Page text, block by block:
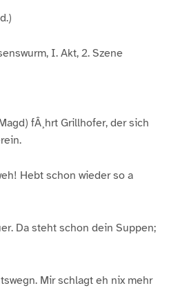
I. Akt, 2. Szene
fÂ¸hrt Grillhofer, der sich
Hebt schon wieder so a
Da steht schon dein Suppen;
Mir schlagt eh nix mehr